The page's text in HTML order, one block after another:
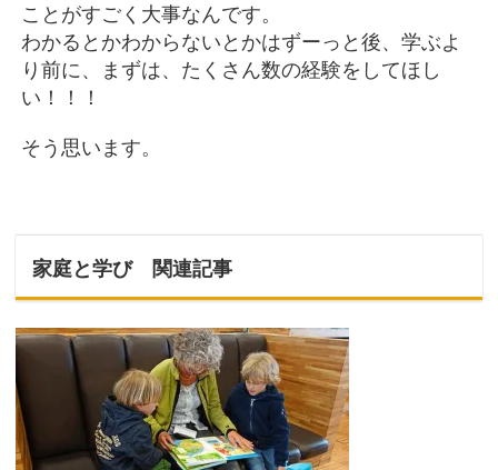
ことがすごく大事なんです。
わかるとかわからないとかはずーっと後、学ぶよ
り前に、まずは、たくさん数の経験をしてほし
い！！！
そう思います。
家庭と学び 関連記事